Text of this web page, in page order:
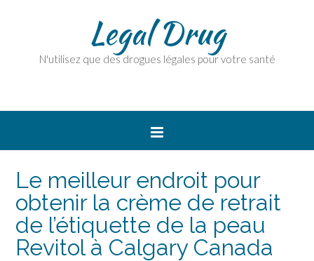
Legal Drug
N'utilisez que des drogues légales pour votre santé
Le meilleur endroit pour
obtenir la crème de retrait
de l’étiquette de la peau
Revitol à Calgary Canada